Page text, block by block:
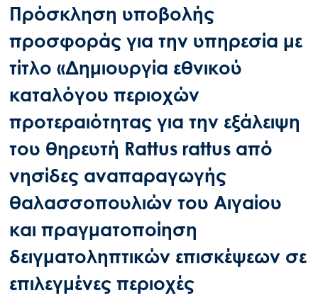
Πρόσκληση υποβολής
προσφοράς για την υπηρεσία με
τίτλο «Δημιουργία εθνικού
καταλόγου περιοχών
προτεραιότητας για την εξάλειψη
του θηρευτή Rattus rattus από
νησίδες αναπαραγωγής
θαλασσοπουλιών του Αιγαίου
και πραγματοποίηση
δειγματοληπτικών επισκέψεων σε
επιλεγμένες περιοχές